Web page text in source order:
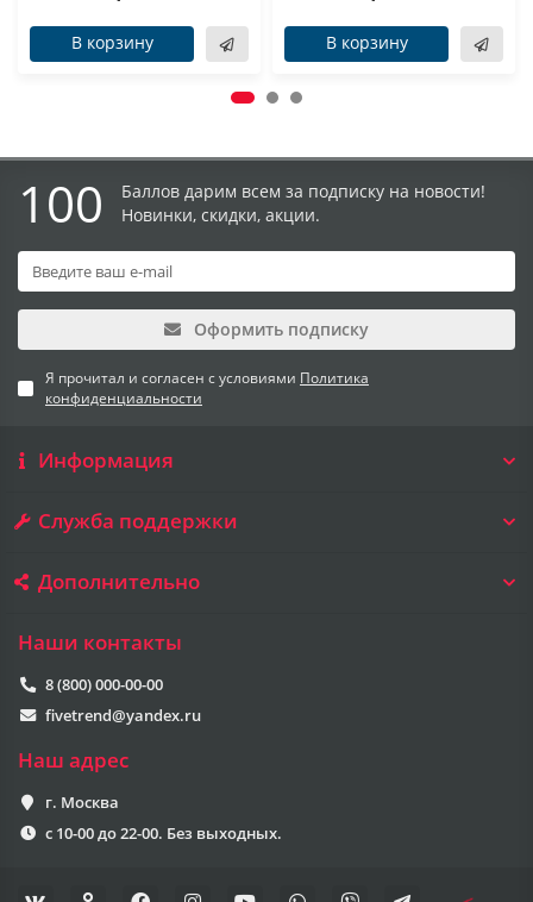
В корзину В корзину
100
Баллов дарим всем за подписку на новости!
Новинки, скидки, акции.
Оформить подписку
Я прочитал и согласен с условиями Политика
конфиденциальности
Информация
Служба поддержки
Дополнительно
Наши контакты
8 (800) 000-00-00
fivetrend@yandex.ru
Наш адрес
г. Москва
с 10-00 до 22-00. Без выходных.